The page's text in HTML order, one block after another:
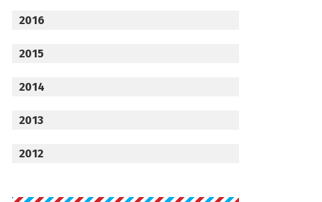
2016
2015
2014
2013
2012